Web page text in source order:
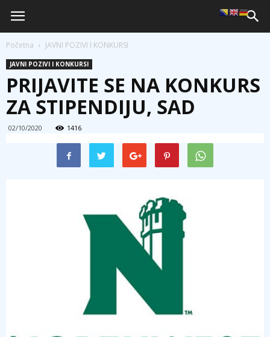
Početna JAVNI POZIVI I KONKURSI
JAVNI POZIVI I KONKURSI
PRIJAVITE SE NA KONKURS
ZA STIPENDIJU, SAD
02/10/2020 1416